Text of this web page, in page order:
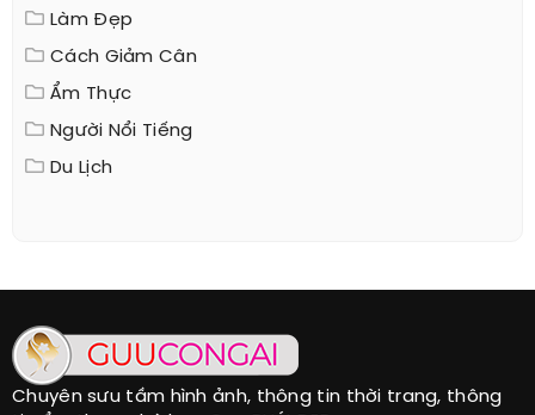
Làm Đẹp
Cách Giảm Cân
Ẩm Thực
Người Nổi Tiếng
Du Lịch
Chuyên sưu tầm hình ảnh, thông tin thời trang, thông